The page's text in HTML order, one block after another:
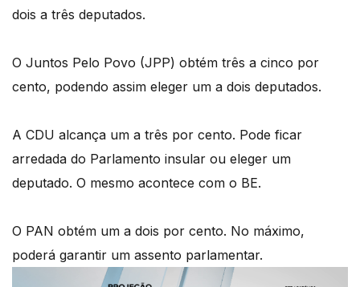
dois a três deputados.
O Juntos Pelo Povo (JPP) obtém três a cinco por
cento, podendo assim eleger um a dois deputados.
A CDU alcança um a três por cento. Pode ficar
arredada do Parlamento insular ou eleger um
deputado. O mesmo acontece com o BE.
O PAN obtém um a dois por cento. No máximo,
poderá garantir um assento parlamentar.